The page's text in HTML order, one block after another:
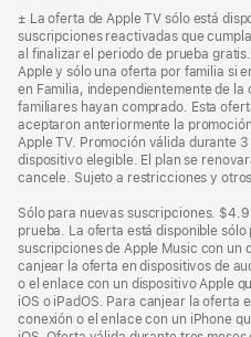
Nota
a
pie
de
página
± La oferta de Apple TV sólo está
suscripciones reactivadas que
al finalizar el periodo de prueba
Apple y sólo una oferta por familia si
en Familia, independientemente de
familiares hayan comprado. Esta
aceptaron anteriormente la
Apple TV. Promoción válida durante
dispositivo elegible. El plan se
cancele. Sujeto a restricciones y
Sólo para nuevas suscripciones.
prueba. La oferta está disponible
suscripciones de Apple Music con un
canjear la oferta en dispositivos de
o el enlace con un dispositivo Apple
iOS o iPadOS. Para canjear la oferta
conexión o el enlace con un iPhone